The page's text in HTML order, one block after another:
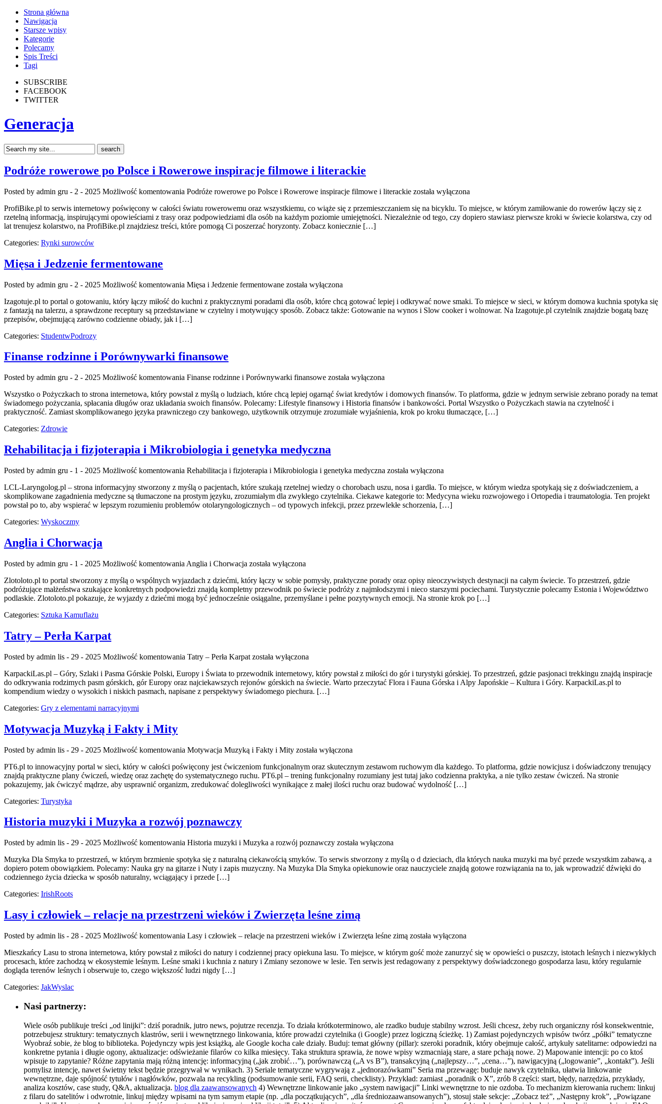
Strona główna
Nawigacja
Starsze wpisy
Kategorie
Polecamy
Spis Treści
Tagi
SUBSCRIBE
FACEBOOK
TWITTER
Generacja
Podróże rowerowe po Polsce i Rowerowe inspiracje filmowe i literackie
Posted by admin gru - 2 - 2025 Możliwość komentowania Podróże rowerowe po Polsce i Rowerowe inspiracje filmowe i literackie została wyłączona
ProfiBike.pl to serwis internetowy poświęcony w całości światu rowerowemu oraz wszystkiemu, co wiąże się z przemieszczaniem się na bicyklu. To miejsce, w którym zamiłowanie do rowerów łączy się z
rzetelną informacją, inspirującymi opowieściami z trasy oraz podpowiedziami dla osób na każdym poziomie umiejętności. Niezależnie od tego, czy dopiero stawiasz pierwsze kroki w świecie kolarstwa, czy od
lat trenujesz kolarstwo, na ProfiBike.pl znajdziesz treści, które pomogą Ci poszerzać horyzonty. Zobacz koniecznie […]
Categories: Rynki surowców
Mięsa i Jedzenie fermentowane
Posted by admin gru - 2 - 2025 Możliwość komentowania Mięsa i Jedzenie fermentowane została wyłączona
Izagotuje.pl to portal o gotowaniu, który łączy miłość do kuchni z praktycznymi poradami dla osób, które chcą gotować lepiej i odkrywać nowe smaki. To miejsce w sieci, w którym domowa kuchnia spotyka się
z fantazją na talerzu, a sprawdzone receptury są przedstawiane w czytelny i motywujący sposób. Zobacz także: Gotowanie na wynos i Slow cooker i wolnowar. Na Izagotuje.pl czytelnik znajdzie bogatą bazę
przepisów, obejmującą zarówno codzienne obiady, jak i […]
Categories: StudentwPodrozy
Finanse rodzinne i Porównywarki finansowe
Posted by admin gru - 2 - 2025 Możliwość komentowania Finanse rodzinne i Porównywarki finansowe została wyłączona
Wszystko o Pożyczkach to strona internetowa, który powstał z myślą o ludziach, które chcą lepiej ogarnąć świat kredytów i domowych finansów. To platforma, gdzie w jednym serwisie zebrano porady na temat
świadomego pożyczania, spłacania długów oraz układania swoich finansów. Polecamy: Lifestyle finansowy i Historia finansów i bankowości. Portal Wszystko o Pożyczkach stawia na czytelność i
praktyczność. Zamiast skomplikowanego języka prawniczego czy bankowego, użytkownik otrzymuje zrozumiałe wyjaśnienia, krok po kroku tłumaczące, […]
Categories: Zdrowie
Rehabilitacja i fizjoterapia i Mikrobiologia i genetyka medyczna
Posted by admin gru - 1 - 2025 Możliwość komentowania Rehabilitacja i fizjoterapia i Mikrobiologia i genetyka medyczna została wyłączona
LCL-Laryngolog.pl – strona informacyjny stworzony z myślą o pacjentach, które szukają rzetelnej wiedzy o chorobach uszu, nosa i gardła. To miejsce, w którym wiedza spotykają się z doświadczeniem, a
skomplikowane zagadnienia medyczne są tłumaczone na prostym języku, zrozumiałym dla zwykłego czytelnika. Ciekawe kategorie to: Medycyna wieku rozwojowego i Ortopedia i traumatologia. Ten projekt
powstał po to, aby wspierać w lepszym rozumieniu problemów otolaryngologicznych – od typowych infekcji, przez przewlekłe schorzenia, […]
Categories: Wyskoczmy
Anglia i Chorwacja
Posted by admin gru - 1 - 2025 Możliwość komentowania Anglia i Chorwacja została wyłączona
Zlotoloto.pl to portal stworzony z myślą o wspólnych wyjazdach z dziećmi, który łączy w sobie pomysły, praktyczne porady oraz opisy nieoczywistych destynacji na całym świecie. To przestrzeń, gdzie
podróżujące małżeństwa szukające konkretnych podpowiedzi znajdą kompletny przewodnik po świecie podróży z najmłodszymi i nieco starszymi pociechami. Turystycznie polecamy Estonia i Województwo
podlaskie. Zlotoloto.pl pokazuje, że wyjazdy z dziećmi mogą być jednocześnie osiągalne, przemyślane i pełne pozytywnych emocji. Na stronie krok po […]
Categories: Sztuka Kamuflażu
Tatry – Perła Karpat
Posted by admin lis - 29 - 2025 Możliwość komentowania Tatry – Perła Karpat została wyłączona
KarpackiLas.pl – Góry, Szlaki i Pasma Górskie Polski, Europy i Świata to przewodnik internetowy, który powstał z miłości do gór i turystyki górskiej. To przestrzeń, gdzie pasjonaci trekkingu znajdą inspiracje
do odkrywania rodzimych pasm górskich, gór Europy oraz najciekawszych rejonów górskich na świecie. Warto przeczytać Flora i Fauna Górska i Alpy Japońskie – Kultura i Góry. KarpackiLas.pl to
kompendium wiedzy o wysokich i niskich pasmach, napisane z perspektywy świadomego piechura. […]
Categories: Gry z elementami narracyjnymi
Motywacja Muzyką i Fakty i Mity
Posted by admin lis - 29 - 2025 Możliwość komentowania Motywacja Muzyką i Fakty i Mity została wyłączona
PT6.pl to innowacyjny portal w sieci, który w całości poświęcony jest ćwiczeniom funkcjonalnym oraz skutecznym zestawom ruchowym dla każdego. To platforma, gdzie nowicjusz i doświadczony trenujący
znajdą praktyczne plany ćwiczeń, wiedzę oraz zachętę do systematycznego ruchu. PT6.pl – trening funkcjonalny rozumiany jest tutaj jako codzienna praktyka, a nie tylko zestaw ćwiczeń. Na stronie
pokazujemy, jak ćwiczyć mądrze, aby usprawnić organizm, zredukować dolegliwości wynikające z małej ilości ruchu oraz budować wydolność […]
Categories: Turystyka
Historia muzyki i Muzyka a rozwój poznawczy
Posted by admin lis - 29 - 2025 Możliwość komentowania Historia muzyki i Muzyka a rozwój poznawczy została wyłączona
Muzyka Dla Smyka to przestrzeń, w którym brzmienie spotyka się z naturalną ciekawością smyków. To serwis stworzony z myślą o d dzieciach, dla których nauka muzyki ma być przede wszystkim zabawą, a
dopiero potem obowiązkiem. Polecamy: Nauka gry na gitarze i Nuty i zapis muzyczny. Na Muzyka Dla Smyka opiekunowie oraz nauczyciele znajdą gotowe rozwiązania na to, jak wprowadzić dźwięki do
codziennego życia dziecka w sposób naturalny, wciągający i przede […]
Categories: IrishRoots
Lasy i człowiek – relacje na przestrzeni wieków i Zwierzęta leśne zimą
Posted by admin lis - 28 - 2025 Możliwość komentowania Lasy i człowiek – relacje na przestrzeni wieków i Zwierzęta leśne zimą została wyłączona
Mieszkańcy Lasu to strona internetowa, który powstał z miłości do natury i codziennej pracy opiekuna lasu. To miejsce, w którym gość może zanurzyć się w opowieści o puszczy, istotach leśnych i niezwykłych
procesach, które zachodzą w ekosystemie leśnym. Leśne smaki i kuchnia z natury i Zmiany sezonowe w lesie. Ten serwis jest redagowany z perspektywy doświadczonego gospodarza lasu, który regularnie
dogląda terenów leśnych i obserwuje to, czego większość ludzi nigdy […]
Categories: JakWyslac
Nasi partnerzy:
Wiele osób publikuje treści „od linijki”: dziś poradnik, jutro news, pojutrze recenzja. To działa krótkoterminowo, ale rzadko buduje stabilny wzrost. Jeśli chcesz, żeby ruch organiczny rósł konsekwentnie,
potrzebujesz struktury: tematycznych klastrów, serii i wewnętrznego linkowania, które prowadzi czytelnika (i Google) przez logiczną ścieżkę. 1) Zamiast pojedynczych wpisów twórz „półki” tematyczne
Wyobraź sobie, że blog to biblioteka. Pojedynczy wpis jest książką, ale Google kocha całe działy. Buduj: temat główny (pillar): szeroki poradnik, który obejmuje całość, artykuły satelitarne: odpowiedzi na
konkretne pytania i długie ogony, aktualizacje: odświeżanie filarów co kilka miesięcy. Taka struktura sprawia, że nowe wpisy wzmacniają stare, a stare pchają nowe. 2) Mapowanie intencji: po co ktoś
wpisuje to zapytanie? Różne zapytania mają różną intencję: informacyjną („jak zrobić…”), porównawczą („A vs B”), transakcyjną („najlepszy…”, „cena…”), nawigacyjną („logowanie”, „kontakt”). Jeśli
pomylisz intencję, nawet świetny tekst będzie przegrywał w wynikach. 3) Seriale tematyczne wygrywają z „jednorazówkami” Seria ma przewagę: buduje nawyk czytelnika, ułatwia linkowanie
wewnętrzne, daje spójność tytułów i nagłówków, pozwala na recykling (podsumowanie serii, FAQ serii, checklisty). Przykład: zamiast „poradnik o X”, zrób 8 części: start, błędy, narzędzia, przykłady,
analiza kosztów, case study, Q&A, aktualizacja. blog dla zaawansowanych 4) Wewnętrzne linkowanie jako „system nawigacji” Linki wewnętrzne to nie ozdoba. To mechanizm kierowania ruchem: linkuj
z filaru do satelitów i odwrotnie, linkuj między wpisami na tym samym etapie (np. „dla początkujących”, „dla średniozaawansowanych”), stosuj stałe sekcje: „Zobacz też”, „Następny krok”, „Powiązane